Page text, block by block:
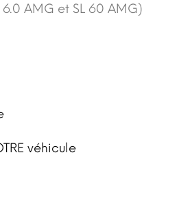
AMG et SL 60 AMG)
véhicule